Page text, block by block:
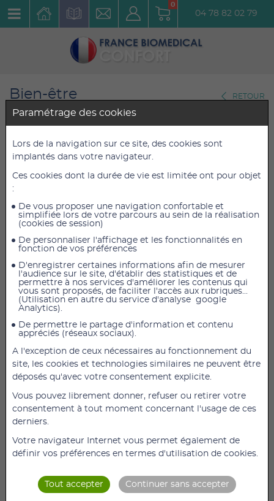
0
04 78 82 02 79
Bien-être
Traitement par le froid
RETOUR
Attelle de froid gonflable
SISSEL genou
Réf. : 1612
47,50 € TTC
39,58 €HT
47,50 € TTC
AJOUTER AU PANIER
L'attelle de froid gonflable pour le genou SISSEL
permet de maintenir la pression et le froid sur les
contusions afin de soulager la douleur, limiter la
Facile d'utilisation, vous pourrez utiliser l'attelle
gonflable chez vous.
Comment fonctionne l'attelle de froid gonflable
SISSEL ?
L'attelle gonflable SISSEL permet de réduire
inflammations ainsi que les contractures musculaires.
Elle peut également être utiliser en cas d'entorses, de
Paramétrage des cookies
Lors de la navigation sur ce site, des cookies sont
implantés dans votre navigateur.
Ces cookies dont la durée de vie est limitée ont pour objet
:
De vous proposer une navigation confortable et
simplifiée lors de votre parcours au sein de la réalisation
(cookies de session)
De personnaliser l'affichage et les fonctionnalités en
fonction de vos préférences
D'enregistrer certaines informations afin de mesurer
l'audience sur le site, d'établir des statistiques et de
permettre à nos services d'améliorer les contenus qui
vous sont proposés, de faciliter l'accès aux rubriques...
(Utilisation en autre du service d'analyse google
Analytics).
De permettre le partage d'information et contenu
appréciés (réseaux sociaux).
A l'exception de ceux nécessaires au fonctionnement du
site, les cookies et technologies similaires ne peuvent être
déposés qu'avec votre consentement explicite.
Vous pouvez librement donner, refuser ou retirer votre
consentement à tout moment concernant l'usage de ces
derniers.
Votre navigateur Internet vous permet également de
définir vos préférences en termes d'utilisation de cookies.
Tout accepter Continuer sans accepter